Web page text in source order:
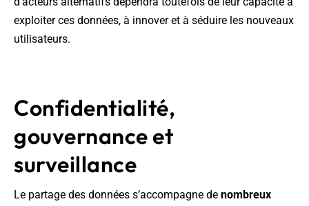
exploiter ces données, à innover et à séduire les nouveaux
utilisateurs.
Confidentialité,
gouvernance et
surveillance
Le partage des données s’accompagne de nombreux